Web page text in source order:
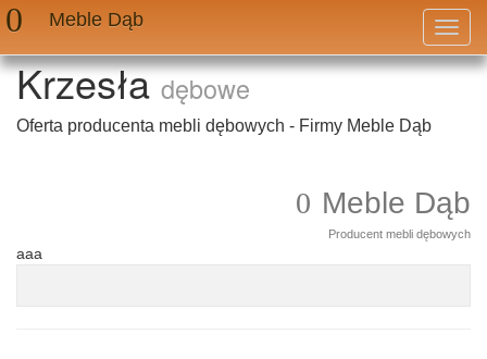
Meble Dąb
Krzesładębowe
Oferta producenta mebli dębowych - Firmy Meble Dąb
Meble Dąb
Producent mebli dębowych
aaa